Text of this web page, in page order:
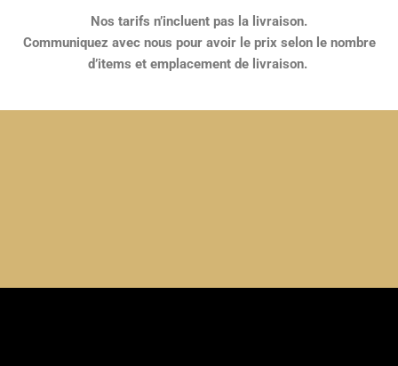
Nos tarifs n’incluent pas la livraison.
Communiquez avec nous pour avoir le prix selon le nombre
d’items et emplacement de livraison.